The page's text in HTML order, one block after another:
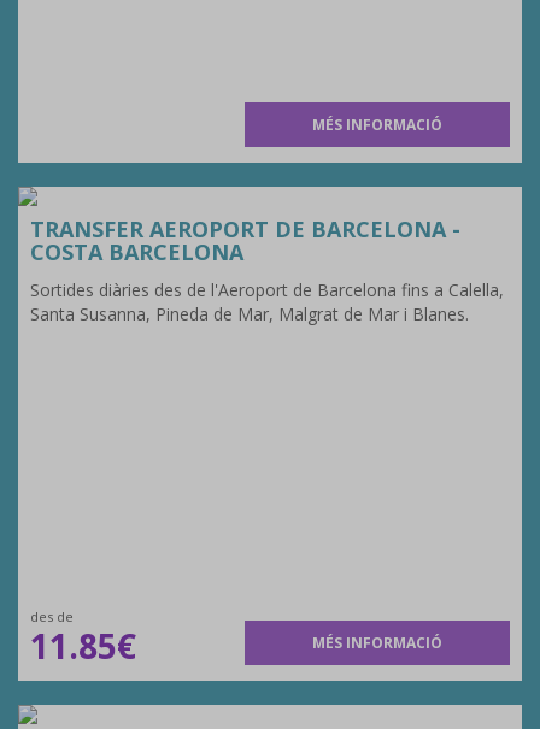
MÉS INFORMACIÓ
TRANSFER AEROPORT DE BARCELONA -
COSTA BARCELONA
Sortides diàries des de l'Aeroport de Barcelona fins a Calella,
Santa Susanna, Pineda de Mar, Malgrat de Mar i Blanes.
des de
11.85€ MÉS INFORMACIÓ